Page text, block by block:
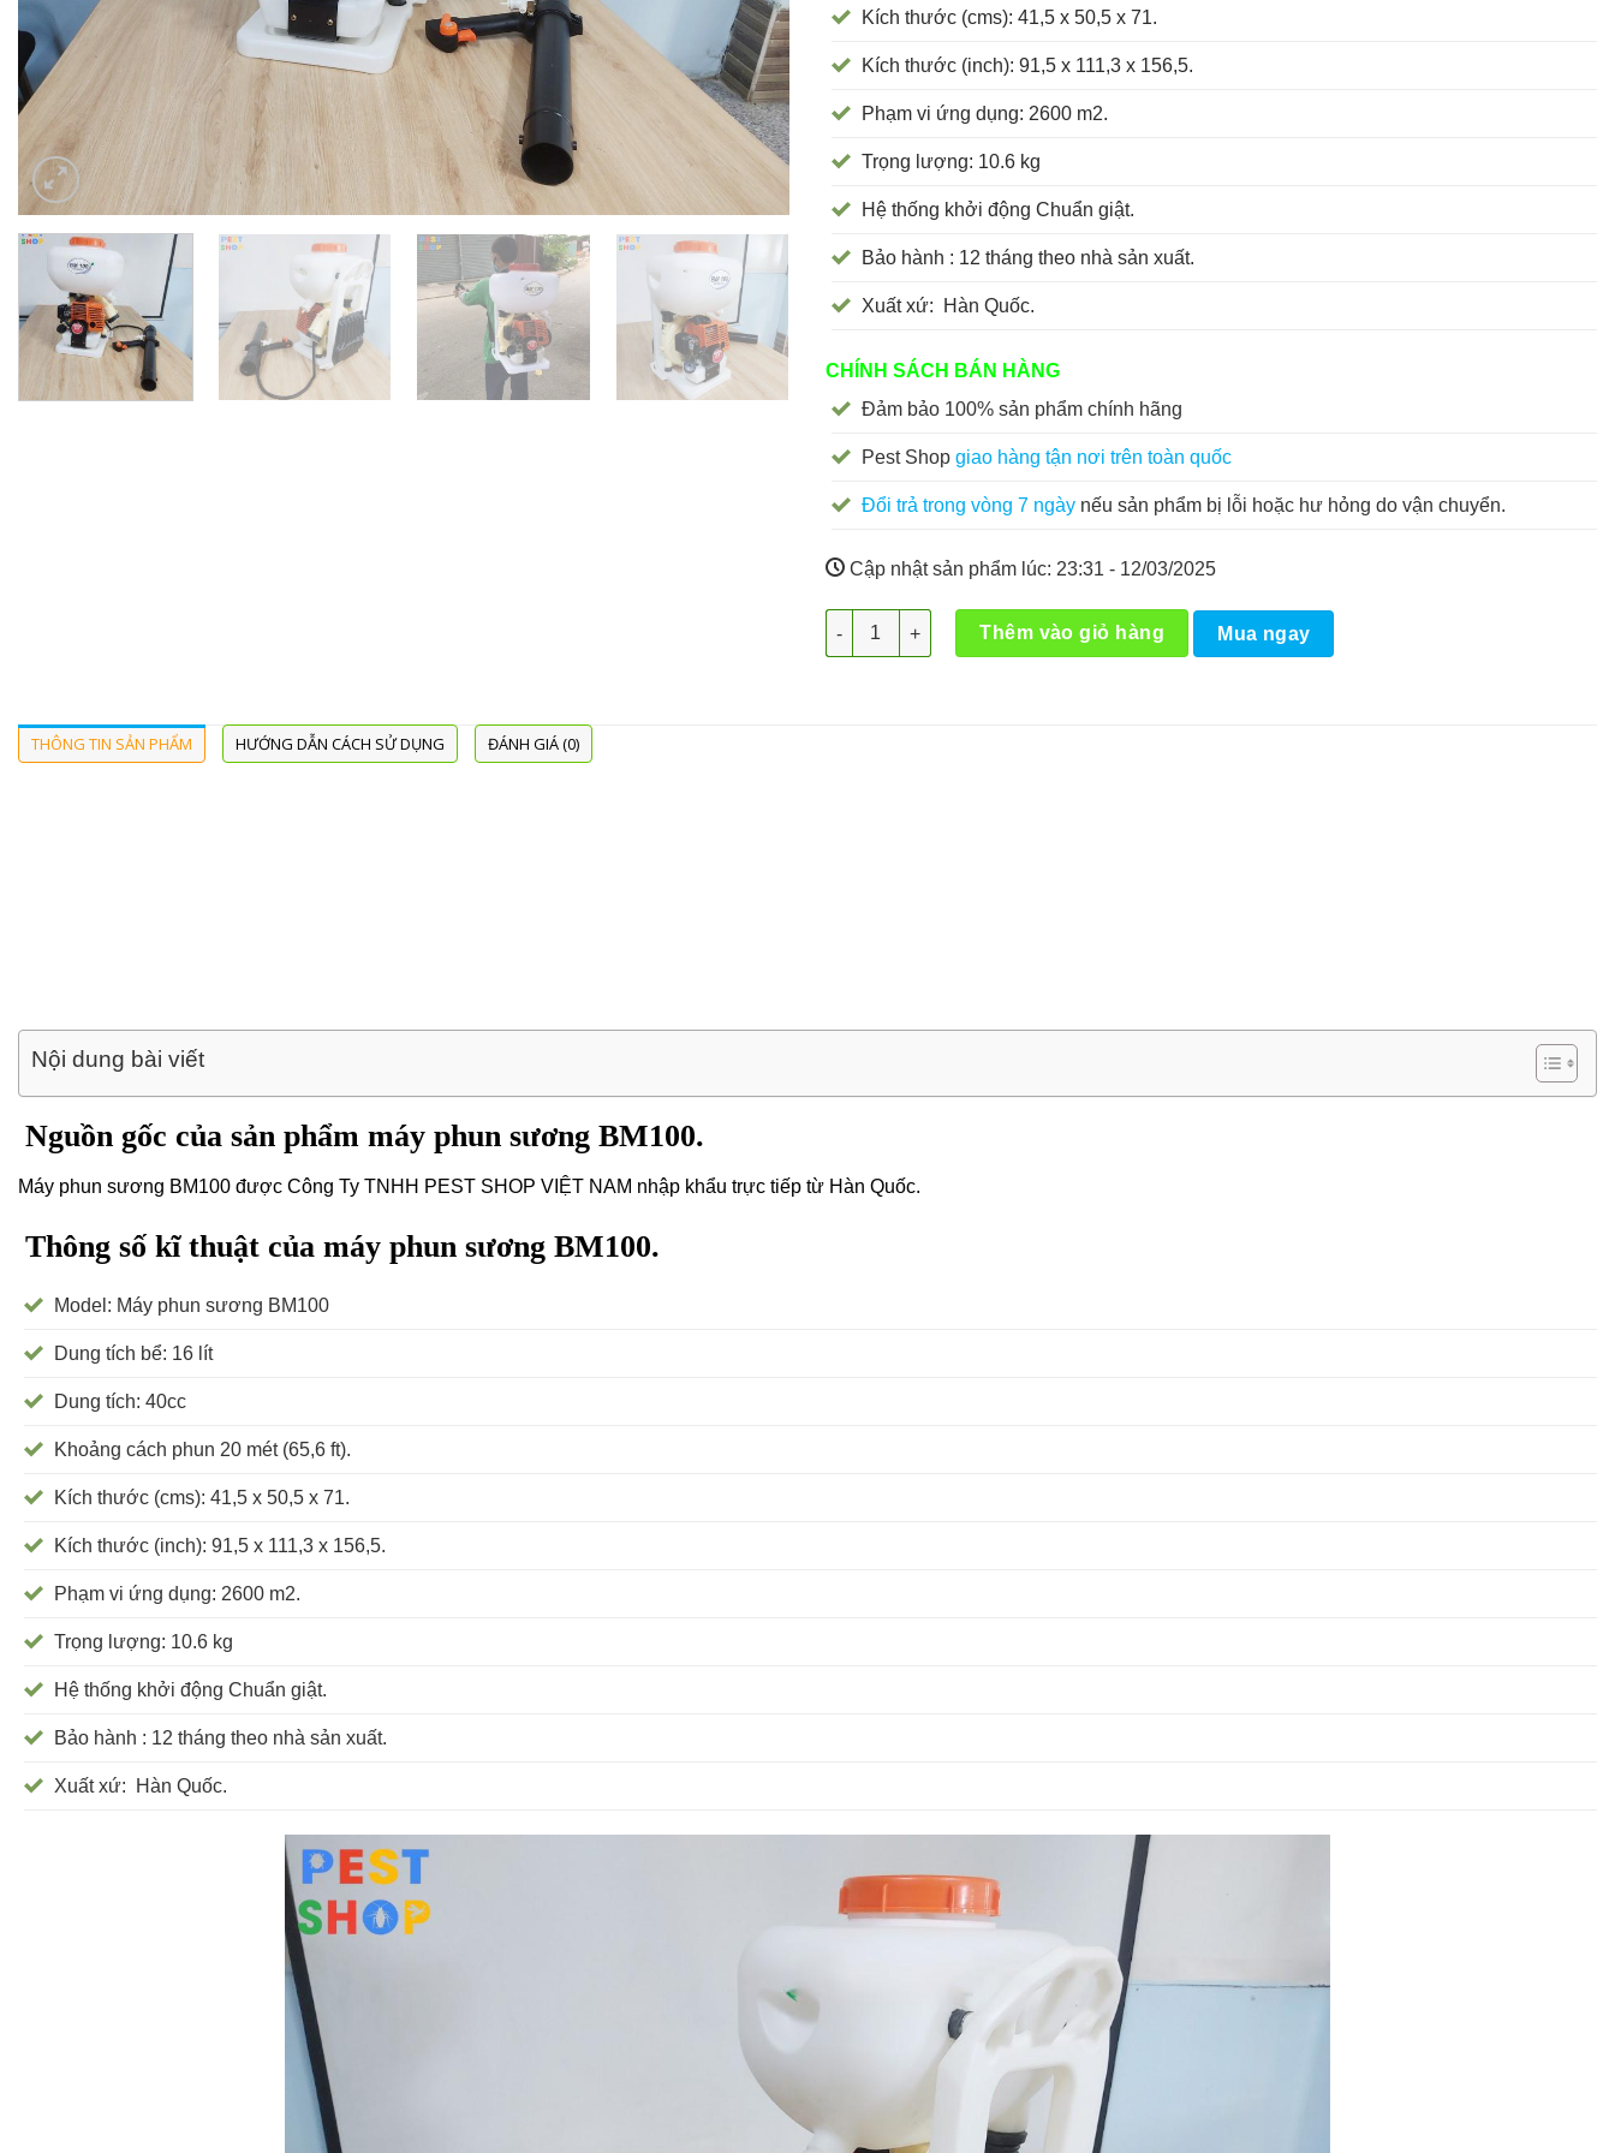
Kích thước (cms): 41,5 x 50,5 x 71.
Kích thước (inch): 91,5 x 111,3 x 156,5.
Phạm vi ứng dụng: 2600 m2.
Trọng lượng: 10.6 kg
Hệ thống khởi động Chuẩn giật.
Bảo hành : 12 tháng theo nhà sản xuất.
Xuất xứ: Hàn Quốc.
CHÍNH SÁCH BÁN HÀNG
Đảm bảo 100% sản phẩm chính hãng
Pest Shop giao hàng tận nơi trên toàn quốc
Đổi trả trong vòng 7 ngày nếu sản phẩm bị lỗi hoặc hư hỏng do vận chuyển.
Cập nhật sản phẩm lúc: 23:31 - 12/03/2025
Máy phun sương BM100 / Máy phun thuốc diệt côn trùng, khử khuẩn BM100 số lượng
Thêm vào giỏ hàng Mua ngay
THÔNG TIN SẢN PHẨM HƯỚNG DẪN CÁCH SỬ DỤNG ĐÁNH GIÁ (0)
Nội dung bài viết
Nguồn gốc của sản phẩm máy phun sương BM100.
Máy phun sương BM100 được Công Ty TNHH PEST SHOP VIỆT NAM nhập khẩu trực tiếp từ Hàn Quốc.
Thông số kĩ thuật của máy phun sương BM100.
Model: Máy phun sương BM100
Dung tích bể: 16 lít
Dung tích: 40cc
Khoảng cách phun 20 mét (65,6 ft).
Kích thước (cms): 41,5 x 50,5 x 71.
Kích thước (inch): 91,5 x 111,3 x 156,5.
Phạm vi ứng dụng: 2600 m2.
Trọng lượng: 10.6 kg
Hệ thống khởi động Chuẩn giật.
Bảo hành : 12 tháng theo nhà sản xuất.
Xuất xứ: Hàn Quốc.